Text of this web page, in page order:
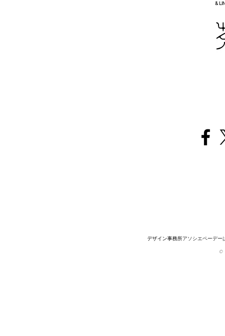
&
デザイン事務所アソシエペーデー
©